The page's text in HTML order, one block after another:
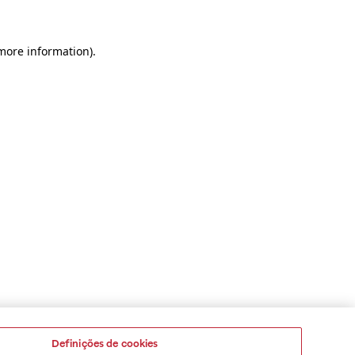
information).
Definições de cookies